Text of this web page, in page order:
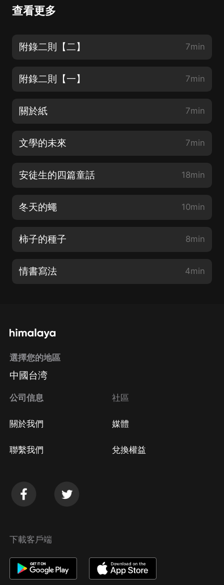
在其中)，做為寫生文的時候已經有三十年了，寒月當時
一篇《說小文》中說： “假如那學生讀了《藪柑子集》,從
老的自己的樣子，對照了看，覺得很是滑稽，也略有點兒
查看更多
附錄二則【二】 7min
附錄二則【一】 7min
關於紙 7min
文學的未來 7min
安徒生的四篇童話 18min
冬天的蠅 10min
柿子的種子 8min
情書寫法 4min
選擇您的地區
中國台湾
公司信息
關於我們
聯繫我們
社區
媒體
兌換權益
下載客戶端